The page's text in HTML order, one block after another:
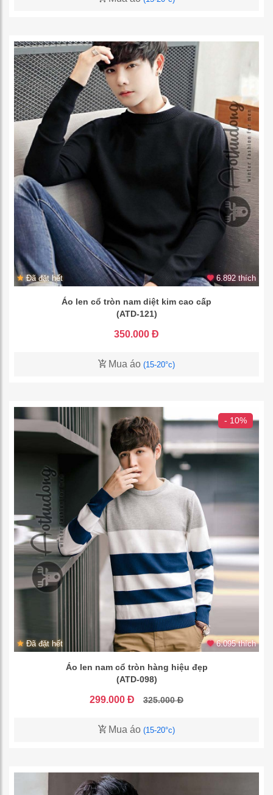
Đã đặt hết 6.892 thích
Áo len cổ tròn nam diệt kim cao cấp
(ATD-121)
350.000 Đ
Mua áo (15-20°c)
- 10%
Đã đặt hết 6.095 thích
Áo len nam cổ tròn hàng hiệu đẹp
(ATD-098)
299.000 Đ 325.000 Đ
Mua áo (15-20°c)